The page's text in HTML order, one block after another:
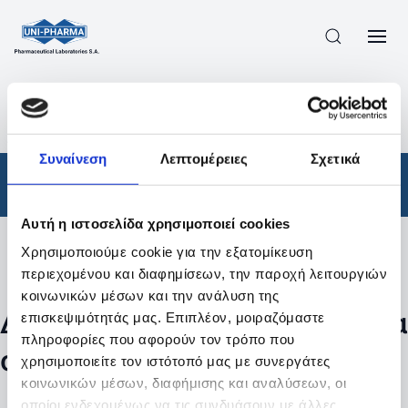
Συναίνεση Λεπτομέρειες Σχετικά
Αυτή η ιστοσελίδα χρησιμοποιεί cookies
Χρησιμοποιούμε cookie για την εξατομίκευση
περιεχομένου και διαφημίσεων, την παροχή λειτουργιών
κοινωνικών μέσων και την ανάλυση της
επισκεψιμότητάς μας. Επιπλέον, μοιραζόμαστε
πληροφορίες που αφορούν τον τρόπο που
χρησιμοποιείτε τον ιστότοπό μας με συνεργάτες
κοινωνικών μέσων, διαφήμισης και αναλύσεων, οι
οποίοι ενδεχομένως να τις συνδυάσουν με άλλες
ΠΡΟΪΟΝΤΑ
ΑΠΟΤΕΛΕΣΜΑΤΑ ΑΝΑΖΗΤΗΣΗΣ
Φάρμακα
Φίλτρα
Δεν βρέθηκαν προϊόντα με τα
συγκεκριμένα φίλτρα